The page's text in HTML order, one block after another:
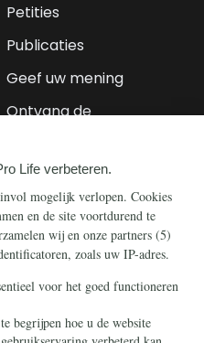
Petities
Publicaties
Geef uw mening
Ontvang de
Info
Contact
Ontvang onze
Telegram-berichten